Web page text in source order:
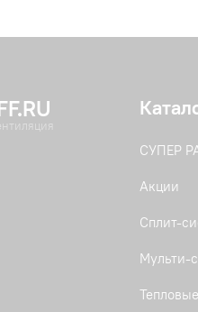
СУПЕР
Акции
Сплит-
Мульти-